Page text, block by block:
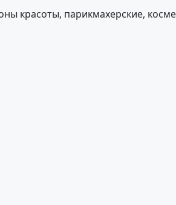
красоты, парикмахерские,